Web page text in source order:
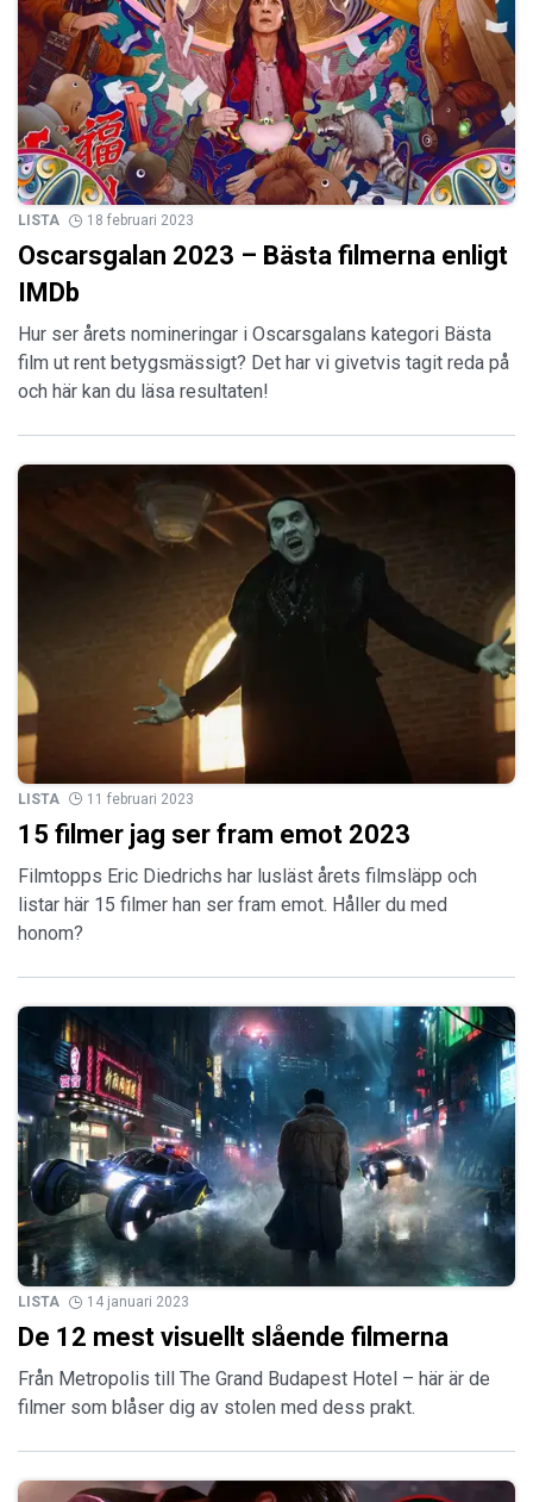
LISTA 18 februari 2023
Oscarsgalan 2023 – Bästa filmerna enligt
IMDb
Hur ser årets nomineringar i Oscarsgalans kategori Bästa
film ut rent betygsmässigt? Det har vi givetvis tagit reda på
och här kan du läsa resultaten!
LISTA 11 februari 2023
15 filmer jag ser fram emot 2023
Filmtopps Eric Diedrichs har lusläst årets filmsläpp och
listar här 15 filmer han ser fram emot. Håller du med
honom?
LISTA 14 januari 2023
De 12 mest visuellt slående filmerna
Från Metropolis till The Grand Budapest Hotel – här är de
filmer som blåser dig av stolen med dess prakt.